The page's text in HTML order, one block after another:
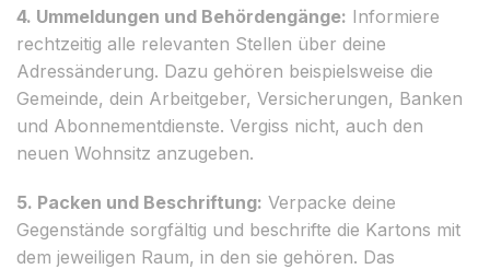
4. Ummeldungen und Behördengänge: Informiere
rechtzeitig alle relevanten Stellen über deine
Adressänderung. Dazu gehören beispielsweise die
Gemeinde, dein Arbeitgeber, Versicherungen, Banken
und Abonnementdienste. Vergiss nicht, auch den
neuen Wohnsitz anzugeben.
5. Packen und Beschriftung: Verpacke deine
Gegenstände sorgfältig und beschrifte die Kartons mit
dem jeweiligen Raum, in den sie gehören. Das